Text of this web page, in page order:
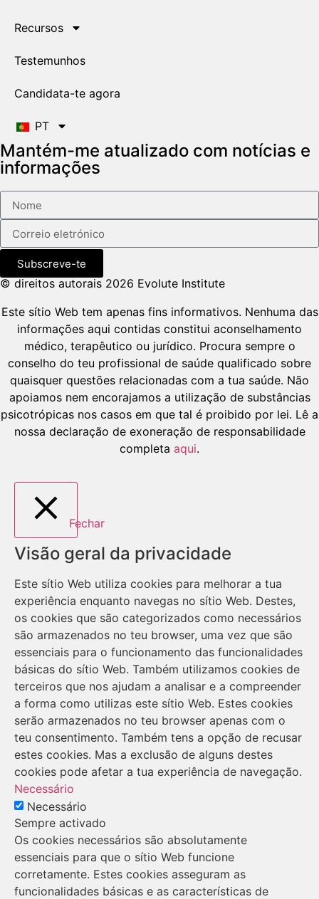
Recursos
Testemunhos
Candidata-te agora
PT
Mantém-me atualizado com notícias e
informações
Subscreve-te
© direitos autorais 2026 Evolute Institute
Este sítio Web tem apenas fins informativos. Nenhuma das
informações aqui contidas constitui aconselhamento
médico, terapêutico ou jurídico. Procura sempre o
conselho do teu profissional de saúde qualificado sobre
quaisquer questões relacionadas com a tua saúde. Não
apoiamos nem encorajamos a utilização de substâncias
psicotrópicas nos casos em que tal é proibido por lei. Lê a
nossa declaração de exoneração de responsabilidade
completa aqui.
Fechar
Visão geral da privacidade
Este sítio Web utiliza cookies para melhorar a tua
experiência enquanto navegas no sítio Web. Destes,
os cookies que são categorizados como necessários
são armazenados no teu browser, uma vez que são
essenciais para o funcionamento das funcionalidades
básicas do sítio Web. Também utilizamos cookies de
terceiros que nos ajudam a analisar e a compreender
a forma como utilizas este sítio Web. Estes cookies
serão armazenados no teu browser apenas com o
teu consentimento. Também tens a opção de recusar
estes cookies. Mas a exclusão de alguns destes
cookies pode afetar a tua experiência de navegação.
Necessário
Necessário
Sempre activado
Os cookies necessários são absolutamente
essenciais para que o sítio Web funcione
corretamente. Estes cookies asseguram as
funcionalidades básicas e as características de